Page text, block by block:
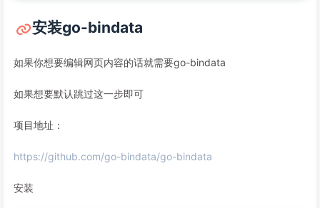
安装go-bindata
如果你想要编辑网页内容的话就需要go-bindata
如果想要默认跳过这一步即可
项目地址：
https://github.com/go-bindata/go-bindata
安装